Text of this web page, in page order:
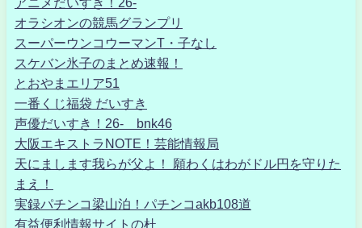
オラシオンの競馬グランプリ
スーパーウンコウーマンT・子なし
スケバン氷子のまとめ速報！
とおやまエリア51
一番くじ福袋 だいすき
声優だいすき！26- bnk46
大阪エキストラNOTE！芸能情報局
天にまします我らが父よ！ 願わくはわがドル円を守りた
まえ！
実録パチンコ梁山泊！パチンコakb108道
有益便利情報サイトの杜